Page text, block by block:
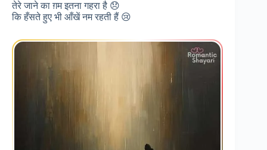
तेरे जाने का ग़म इतना गहरा है 😞
कि हँसते हुए भी आँखें नम रहती हैं 😢